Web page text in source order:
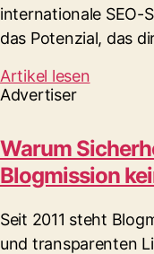
internationale SEO-
das Potenzial, das
Artikel lesen
Advertiser
Warum
Blogmission
Seit 2011 steht
und transparenten